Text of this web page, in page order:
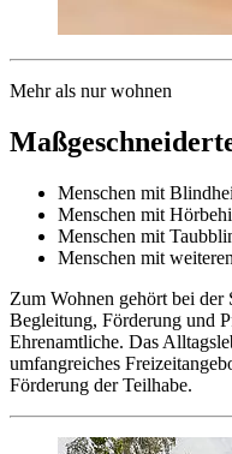
Mehr als nur wohnen
Menschen mit
Menschen mit
Menschen mit
Menschen mit
Zum Wohnen gehört bei der
Begleitung, Förderung und
Ehrenamtliche. Das
umfang­reiches
Förderung der Teilhabe.